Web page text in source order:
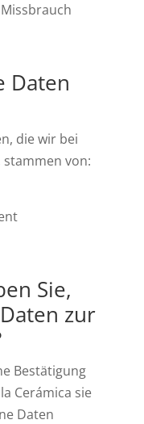
Daten
die wir bei
von:
Sie,
zur
Bestätigung
Cerámica sie
Daten